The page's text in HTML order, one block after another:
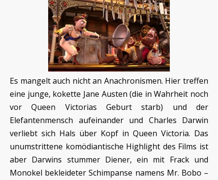
Es mangelt auch nicht an Anachronismen. Hier treffen
eine junge, kokette Jane Austen (die in Wahrheit noch
vor Queen Victorias Geburt starb) und der
Elefantenmensch aufeinander und Charles Darwin
verliebt sich Hals über Kopf in Queen Victoria. Das
unumstrittene komödiantische Highlight des Films ist
aber Darwins stummer Diener, ein mit Frack und
Monokel bekleideter Schimpanse namens Mr. Bobo –